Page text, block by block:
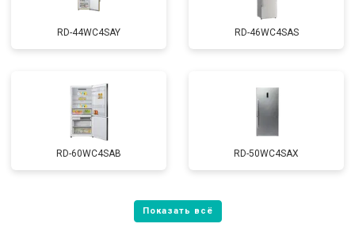
RD-44WC4SAY RD-46WC4SAS
RD-60WC4SAB RD-50WC4SAX